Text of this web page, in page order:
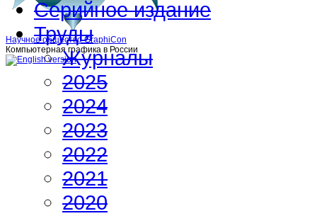
Научное общество GraphiCon
Компьютерная графика в России
Серийное издание
Труды
Журналы
2025
2024
2023
2022
2021
2020